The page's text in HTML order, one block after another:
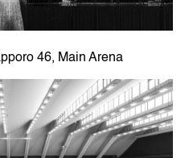
46, Main Arena